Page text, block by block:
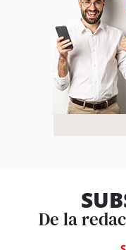
De la